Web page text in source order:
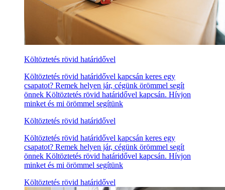
Költöztetés rövid határidővel
Költöztetés rövid határidővel kapcsán keres egy
csapatot? Remek helyen jár, cégünk örömmel segít
önnek Költöztetés rövid határidővel kapcsán. Hívjon
minket és mi örömmel segítünk
Költöztetés rövid határidővel
Költöztetés rövid határidővel kapcsán keres egy
csapatot? Remek helyen jár, cégünk örömmel segít
önnek Költöztetés rövid határidővel kapcsán. Hívjon
minket és mi örömmel segítünk
Költöztetés rövid határidővel